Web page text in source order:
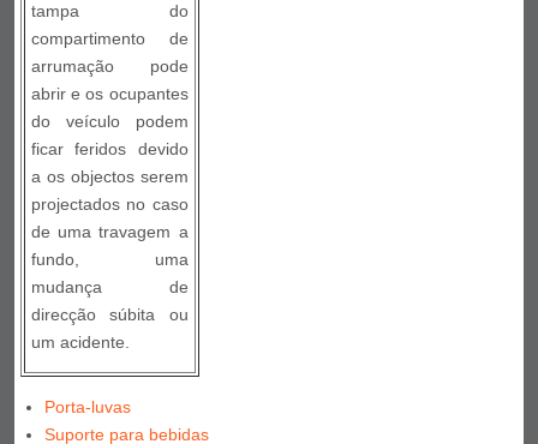
tampa do
compartimento de
arrumação pode
abrir e os ocupantes
do veículo podem
ficar feridos devido
a os objectos serem
projectados no caso
de uma travagem a
fundo, uma
mudança de
direcção súbita ou
um acidente.
Porta-luvas
Suporte para bebidas